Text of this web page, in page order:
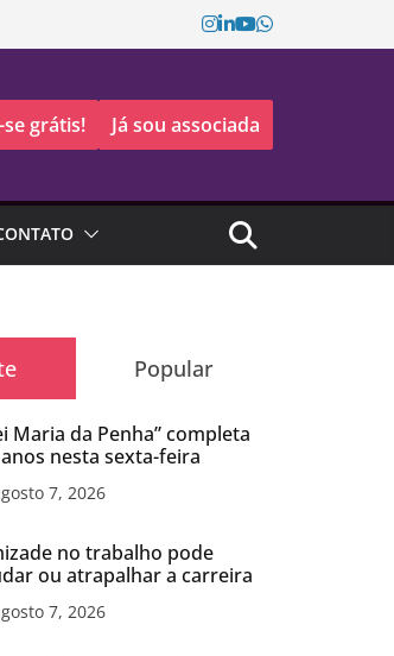
grátis! Já sou associada
Popular
Maria da Penha” completa
nesta sexta-feira
7, 2026
no trabalho pode
ou atrapalhar a carreira
7, 2026